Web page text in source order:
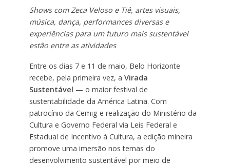
Shows com Zeca Veloso e Tiê, artes visuais,
música, dança, performances diversas e
experiências para um futuro mais sustentável
estão entre as atividades
Entre os dias 7 e 11 de maio, Belo Horizonte
recebe, pela primeira vez, a Virada
Sustentável — o maior festival de
sustentabilidade da América Latina. Com
patrocínio da Cemig e realização do Ministério da
Cultura e Governo Federal via Leis Federal e
Estadual de Incentivo à Cultura, a edição mineira
promove uma imersão nos temas do
desenvolvimento sustentável por meio de